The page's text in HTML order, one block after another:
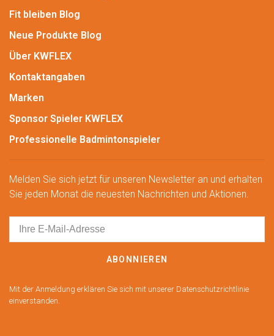
Fit bleiben Blog
Neue Produkte Blog
Über KWFLEX
Kontaktangaben
Marken
Sponsor Spieler KWFLEX
Professionelle Badmintonspieler
Melden Sie sich jetzt für unseren Newsletter an und erhalten
Sie jeden Monat die neuesten Nachrichten und Aktionen.
ABONNIEREN
Mit der Anmeldung erklären Sie sich mit unserer Datenschutzrichtlinie
einverstanden.